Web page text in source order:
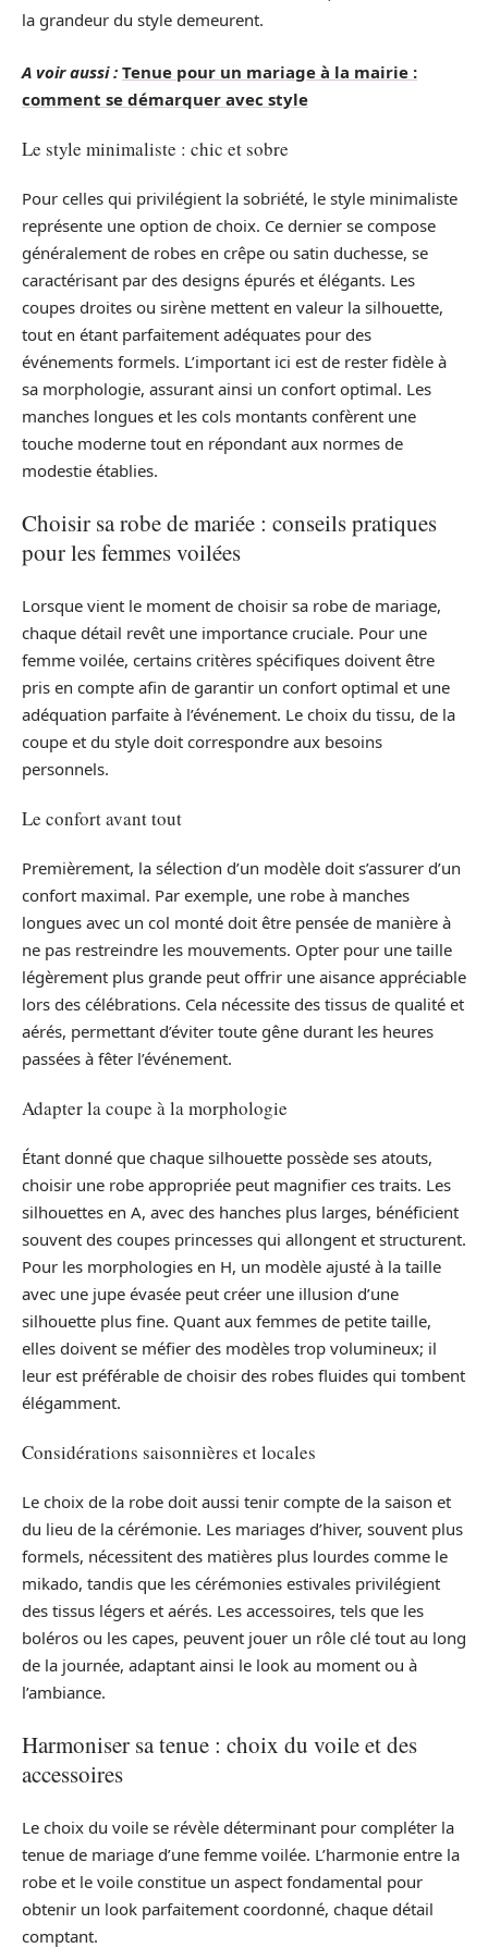
la grandeur du style demeurent.
A voir aussi : Tenue pour un mariage à la mairie :
comment se démarquer avec style
Le style minimaliste : chic et sobre
Pour celles qui privilégient la sobriété, le style minimaliste
représente une option de choix. Ce dernier se compose
généralement de robes en crêpe ou satin duchesse, se
caractérisant par des designs épurés et élégants. Les
coupes droites ou sirène mettent en valeur la silhouette,
tout en étant parfaitement adéquates pour des
événements formels. L’important ici est de rester fidèle à
sa morphologie, assurant ainsi un confort optimal. Les
manches longues et les cols montants confèrent une
touche moderne tout en répondant aux normes de
modestie établies.
Choisir sa robe de mariée : conseils pratiques
pour les femmes voilées
Lorsque vient le moment de choisir sa robe de mariage,
chaque détail revêt une importance cruciale. Pour une
femme voilée, certains critères spécifiques doivent être
pris en compte afin de garantir un confort optimal et une
adéquation parfaite à l’événement. Le choix du tissu, de la
coupe et du style doit correspondre aux besoins
personnels.
Le confort avant tout
Premièrement, la sélection d’un modèle doit s’assurer d’un
confort maximal. Par exemple, une robe à manches
longues avec un col monté doit être pensée de manière à
ne pas restreindre les mouvements. Opter pour une taille
légèrement plus grande peut offrir une aisance appréciable
lors des célébrations. Cela nécessite des tissus de qualité et
aérés, permettant d’éviter toute gêne durant les heures
passées à fêter l’événement.
Adapter la coupe à la morphologie
Étant donné que chaque silhouette possède ses atouts,
choisir une robe appropriée peut magnifier ces traits. Les
silhouettes en A, avec des hanches plus larges, bénéficient
souvent des coupes princesses qui allongent et structurent.
Pour les morphologies en H, un modèle ajusté à la taille
avec une jupe évasée peut créer une illusion d’une
silhouette plus fine. Quant aux femmes de petite taille,
elles doivent se méfier des modèles trop volumineux; il
leur est préférable de choisir des robes fluides qui tombent
élégamment.
Considérations saisonnières et locales
Le choix de la robe doit aussi tenir compte de la saison et
du lieu de la cérémonie. Les mariages d’hiver, souvent plus
formels, nécessitent des matières plus lourdes comme le
mikado, tandis que les cérémonies estivales privilégient
des tissus légers et aérés. Les accessoires, tels que les
boléros ou les capes, peuvent jouer un rôle clé tout au long
de la journée, adaptant ainsi le look au moment ou à
l’ambiance.
Harmoniser sa tenue : choix du voile et des
accessoires
Le choix du voile se révèle déterminant pour compléter la
tenue de mariage d’une femme voilée. L’harmonie entre la
robe et le voile constitue un aspect fondamental pour
obtenir un look parfaitement coordonné, chaque détail
comptant.